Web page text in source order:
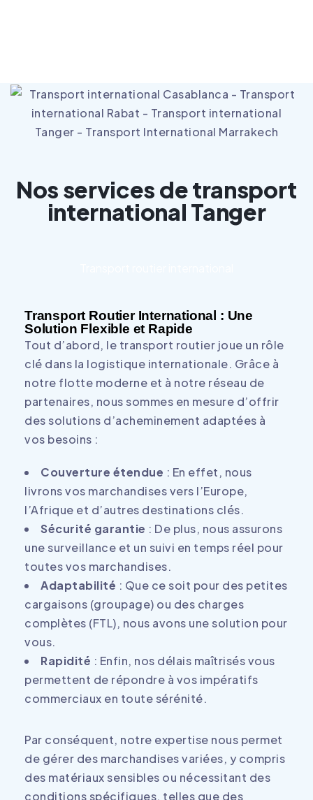
Nos services de transport
international Tanger
Transport Routier International : Une
Solution Flexible et Rapide
Tout d’abord, le transport routier joue un rôle
clé dans la logistique internationale. Grâce à
notre flotte moderne et à notre réseau de
partenaires, nous sommes en mesure d’offrir
des solutions d’acheminement adaptées à
vos besoins :
Couverture étendue : En effet, nous
livrons vos marchandises vers l’Europe,
l’Afrique et d’autres destinations clés.
Sécurité garantie : De plus, nous assurons
une surveillance et un suivi en temps réel pour
toutes vos marchandises.
Adaptabilité : Que ce soit pour des petites
cargaisons (groupage) ou des charges
complètes (FTL), nous avons une solution pour
vous.
Rapidité : Enfin, nos délais maîtrisés vous
permettent de répondre à vos impératifs
commerciaux en toute sérénité.
Par conséquent, notre expertise nous permet
de gérer des marchandises variées, y compris
des matériaux sensibles ou nécessitant des
conditions spécifiques, telles que des